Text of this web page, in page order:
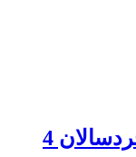
کتاب کومن رنگ کنیم 4 برای خردسالان 4